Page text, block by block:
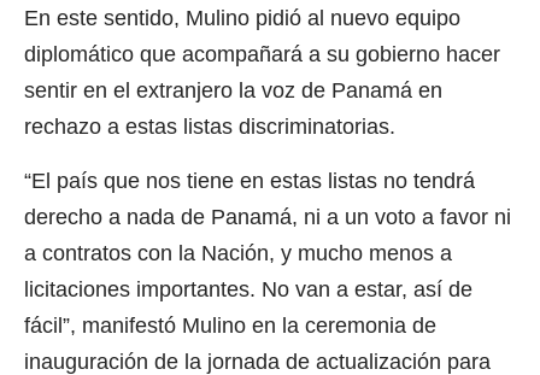
En este sentido, Mulino pidió al nuevo equipo
diplomático que acompañará a su gobierno hacer
sentir en el extranjero la voz de Panamá en
rechazo a estas listas discriminatorias.
“El país que nos tiene en estas listas no tendrá
derecho a nada de Panamá, ni a un voto a favor ni
a contratos con la Nación, y mucho menos a
licitaciones importantes. No van a estar, así de
fácil”, manifestó Mulino en la ceremonia de
inauguración de la jornada de actualización para